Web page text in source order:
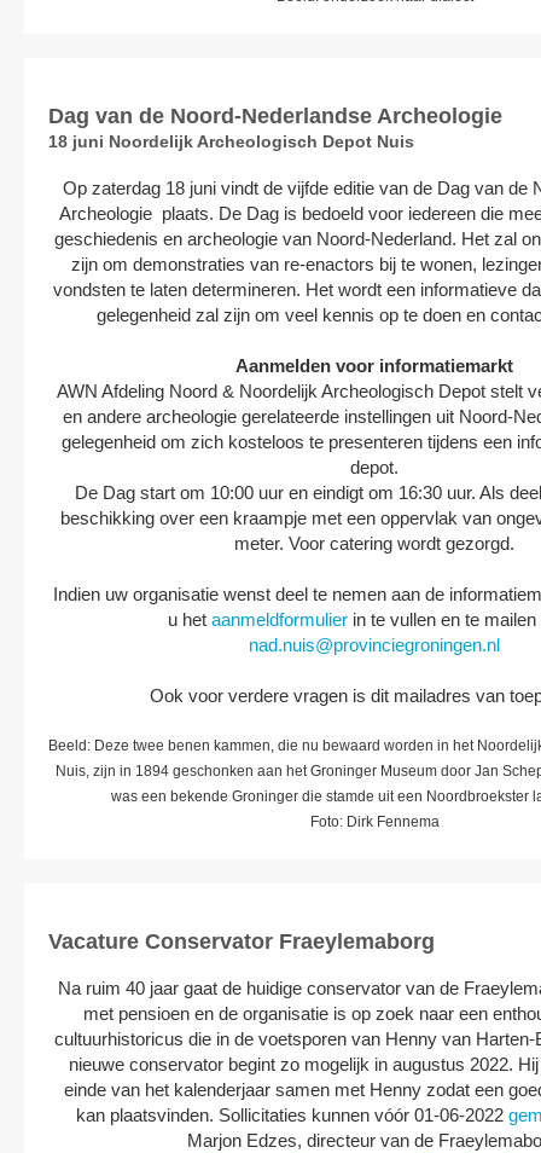
Dag van de Noord-Nederlandse Archeologie
18 juni Noordelijk Archeologisch Depot Nuis
Op zaterdag 18 juni vindt de vijfde editie van de Dag van de
Archeologie plaats. De Dag is bedoeld voor iedereen die
geschiedenis en archeologie van Noord-Nederland. Het zal
zijn om demonstraties van re-enactors bij te wonen,
vondsten te laten determineren. Het wordt een informatieve
gelegenheid zal zijn om veel kennis op te doen en
Aanmelden voor informatiemarkt
AWN Afdeling Noord & Noordelijk Archeologisch Depot stelt
en andere archeologie gerelateerde instellingen uit Noord-
gelegenheid om zich kosteloos te presenteren tijdens een
depot.
De Dag start om 10:00 uur en eindigt om 16:30 uur. Als
beschikking over een kraampje met een oppervlak van
meter. Voor catering wordt gezorgd.
Indien uw organisatie wenst deel te nemen aan de
u het aanmeldformulier in te vullen en te mailen
nad.nuis@provinciegroningen.nl
Ook voor verdere vragen is dit mailadres van
Beeld: Deze twee benen kammen, die nu bewaard worden in het
Nuis, zijn in 1894 geschonken aan het Groninger Museum door Jan
was een bekende Groninger die stamde uit een Noordbroekster
Foto: Dirk Fennema
Vacature Conservator Fraeylemaborg
Na ruim 40 jaar gaat de huidige conservator van de
met pensioen en de organisatie is op zoek naar een
cultuurhistoricus die in de voetsporen van Henny van
nieuwe conservator begint zo mogelijk in augustus 2022.
einde van het kalenderjaar samen met Henny zodat een
kan plaatsvinden. Sollicitaties kunnen vóór 01-06-2022
Marjon Edzes, directeur van de